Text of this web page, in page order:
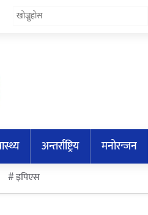
अन्तर्राष्ट्रिय मनोरन्जन
इपिएस